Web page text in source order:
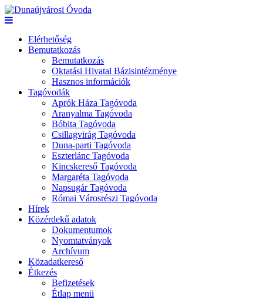
Elérhetőség
Bemutatkozás
Bemutatkozás
Oktatási Hivatal Bázisintézménye
Hasznos információk
Tagóvodák
Aprók Háza Tagóvoda
Aranyalma Tagóvoda
Bóbita Tagóvoda
Csillagvirág Tagóvoda
Duna-parti Tagóvoda
Eszterlánc Tagóvoda
Kincskereső Tagóvoda
Margaréta Tagóvoda
Napsugár Tagóvoda
Római Városrészi Tagóvoda
Hírek
Közérdekű adatok
Dokumentumok
Nyomtatványok
Archívum
Közadatkereső
Étkezés
Befizetések
Étlap menü